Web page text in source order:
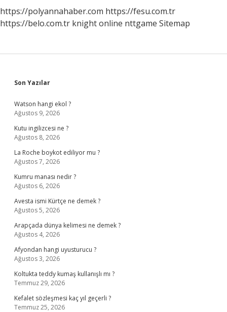
https://polyannahaber.com https://fesu.com.tr
https://belo.com.tr knight online nttgame Sitemap
Sidebar
Son Yazılar
Watson hangi ekol ?
Ağustos 9, 2026
Kutu ingilizcesi ne ?
Ağustos 8, 2026
La Roche boykot ediliyor mu ?
Ağustos 7, 2026
Kumru manası nedir ?
Ağustos 6, 2026
Avesta ismi Kürtçe ne demek ?
Ağustos 5, 2026
Arapçada dünya kelimesi ne demek ?
Ağustos 4, 2026
Afyondan hangi uyusturucu ?
Ağustos 3, 2026
Koltukta teddy kumaş kullanışlı mı ?
Temmuz 29, 2026
Kefalet sözleşmesi kaç yıl geçerli ?
Temmuz 25, 2026